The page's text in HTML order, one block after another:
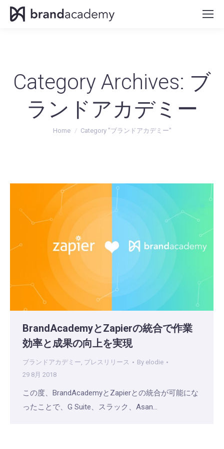
Category Archives: ブ
ランドアカデミー
You are here:
Home Category "ブランドアカデミー"
BrandAcademyとZapierの統合で作業
効率と成果の向上を実現
ブランドアカデミー, プレスリリース By elodie
29 8月 2018
この度、BrandAcademyとZapierとの統合が可能にな
ったことで、G Suite、スラック、Asan…